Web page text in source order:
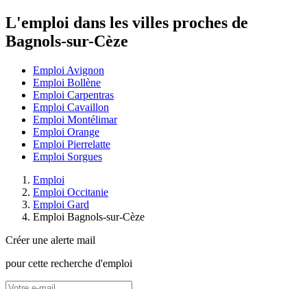
L'emploi dans les villes proches de
Bagnols-sur-Cèze
Emploi Avignon
Emploi Bollène
Emploi Carpentras
Emploi Cavaillon
Emploi Montélimar
Emploi Orange
Emploi Pierrelatte
Emploi Sorgues
Emploi
Emploi Occitanie
Emploi Gard
Emploi Bagnols-sur-Cèze
Créer une alerte mail
pour cette recherche d'emploi